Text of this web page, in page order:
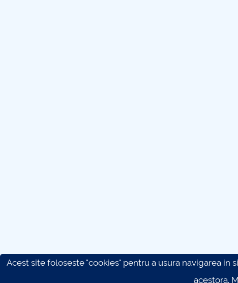
Acest site foloseste "cookies" pentru a usura navigarea
acestora.